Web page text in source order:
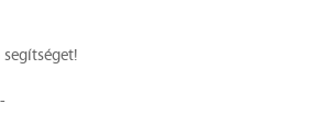
segítséget!